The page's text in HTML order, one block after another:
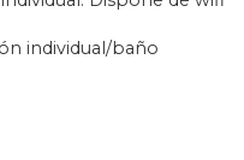
individual/baño